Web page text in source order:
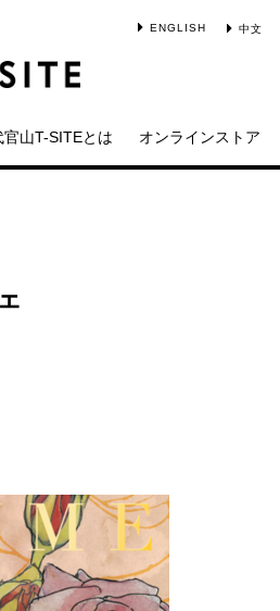
ENGLISH 中文
官山T-SITEとは オンラインストア